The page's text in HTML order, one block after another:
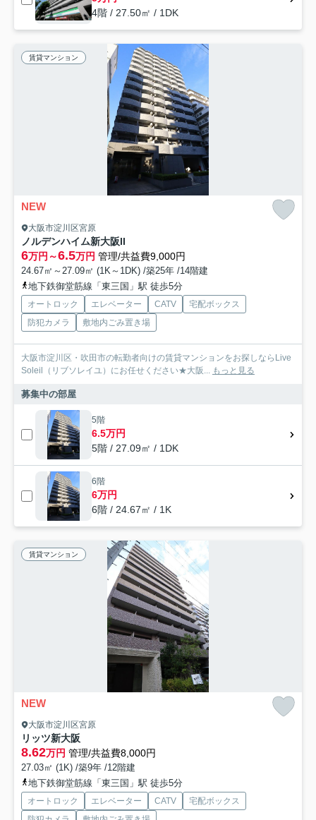
4階 / 27.50㎡ / 1DK
賃貸マンション
NEW
大阪市淀川区宮原
ノルデンハイム新大阪II
6万円～6.5万円 管理/共益費9,000円
24.67㎡～27.09㎡ (1K～1DK) /築25年 /14階建
地下鉄御堂筋線「東三国」駅 徒歩5分
オートロック エレベーター CATV
宅配ボックス
防犯カメラ
敷地内ごみ置き場
大阪市淀川区・吹田市の転勤者向けの賃貸マンションをお探しならLive
Soleil（リブソレイユ）にお任せください★大阪... もっと見る
募集中の部屋
5階
6.5万円
5階 / 27.09㎡ / 1DK
6階
6万円
6階 / 24.67㎡ / 1K
賃貸マンション
NEW
大阪市淀川区宮原
リッツ新大阪
8.62万円 管理/共益費8,000円
27.03㎡ (1K) /築9年 /12階建
地下鉄御堂筋線「東三国」駅 徒歩5分
オートロック エレベーター CATV
宅配ボックス